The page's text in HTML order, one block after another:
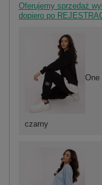
Oferujemy sprzedaż
dopiero po
czarny
One